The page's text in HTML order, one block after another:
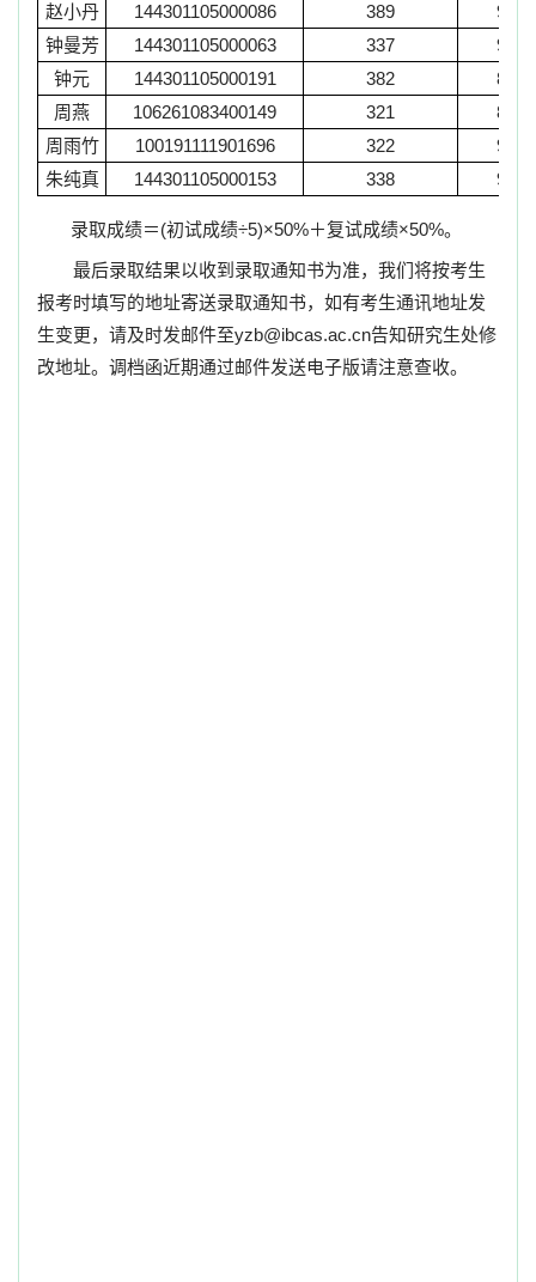
赵小丹 144301105000086 389
91
钟曼芳
144301105000063 337
90
钟元
144301105000191 382
85
周燕
106261083400149 321
88
周雨竹
100191111901696 322
91
朱纯真
144301105000153 338 93
录取成绩＝(初试成绩÷5)×50%＋复试成绩×50%。
最后录取结果以收到录取通知书为准，我们将按考生
报考时填写的地址寄送录取通知书，如有考生通讯地址发
生变更，请及时发邮件至yzb@ibcas.ac.cn告知研究生处修
改地址。调档函近期通过邮件发送电子版请注意查收。